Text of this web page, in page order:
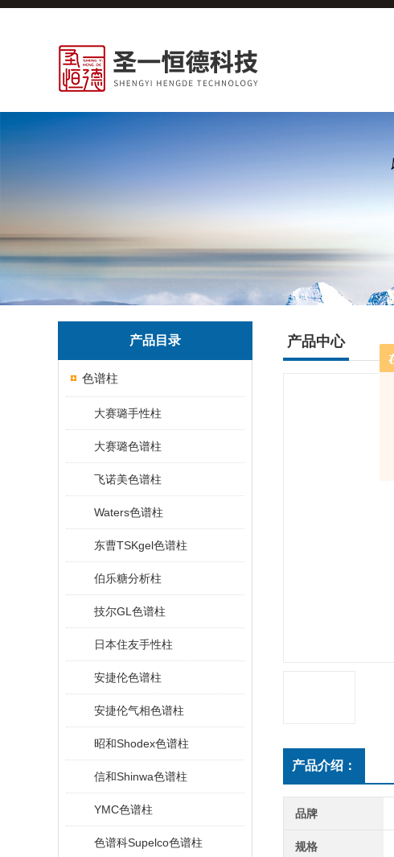
产品目录
色谱柱
大赛璐手性柱
大赛璐色谱柱
飞诺美色谱柱
Waters色谱柱
东曹TSKgel色谱柱
伯乐糖分析柱
技尔GL色谱柱
日本住友手性柱
安捷伦色谱柱
安捷伦气相色谱柱
昭和Shodex色谱柱
信和Shinwa色谱柱
YMC色谱柱
色谱科Supelco色谱柱
产品中心
产品介绍：
品牌
规格